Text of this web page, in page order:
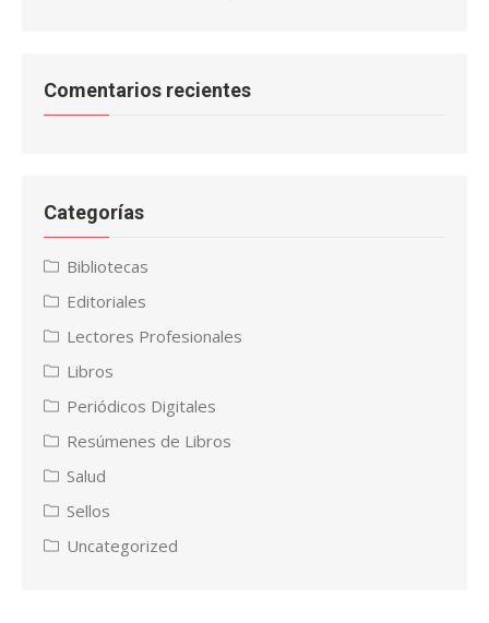
Comentarios recientes
Categorías
Bibliotecas
Editoriales
Lectores Profesionales
Libros
Periódicos Digitales
Resúmenes de Libros
Salud
Sellos
Uncategorized